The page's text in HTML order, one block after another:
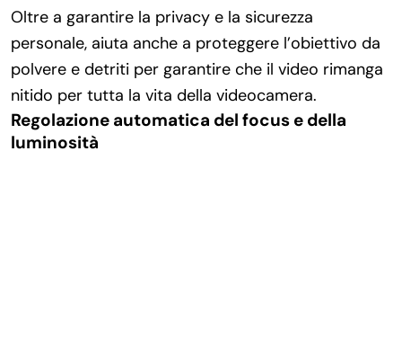
Oltre a garantire la privacy e la sicurezza
personale, aiuta anche a proteggere l’obiettivo da
polvere e detriti per garantire che il video rimanga
nitido per tutta la vita della videocamera.
Regolazione automatica del focus e della
luminosità